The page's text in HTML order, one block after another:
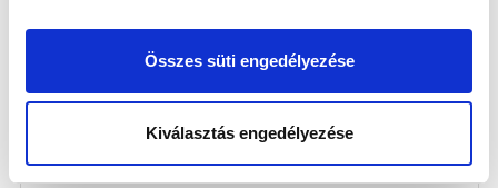
Összes süti engedélyezése
Kiválasztás engedélyezése
ÉRKEZETT DEMJÉN PATRIK (VIDEÓ)